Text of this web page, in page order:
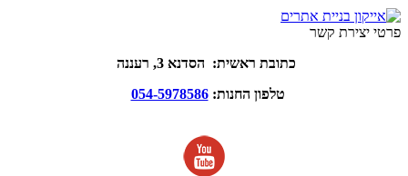
פרטי יצירת קשר
כתובת ראשית: הסדנא 3, רעננה
טלפון החנות:054-5978586